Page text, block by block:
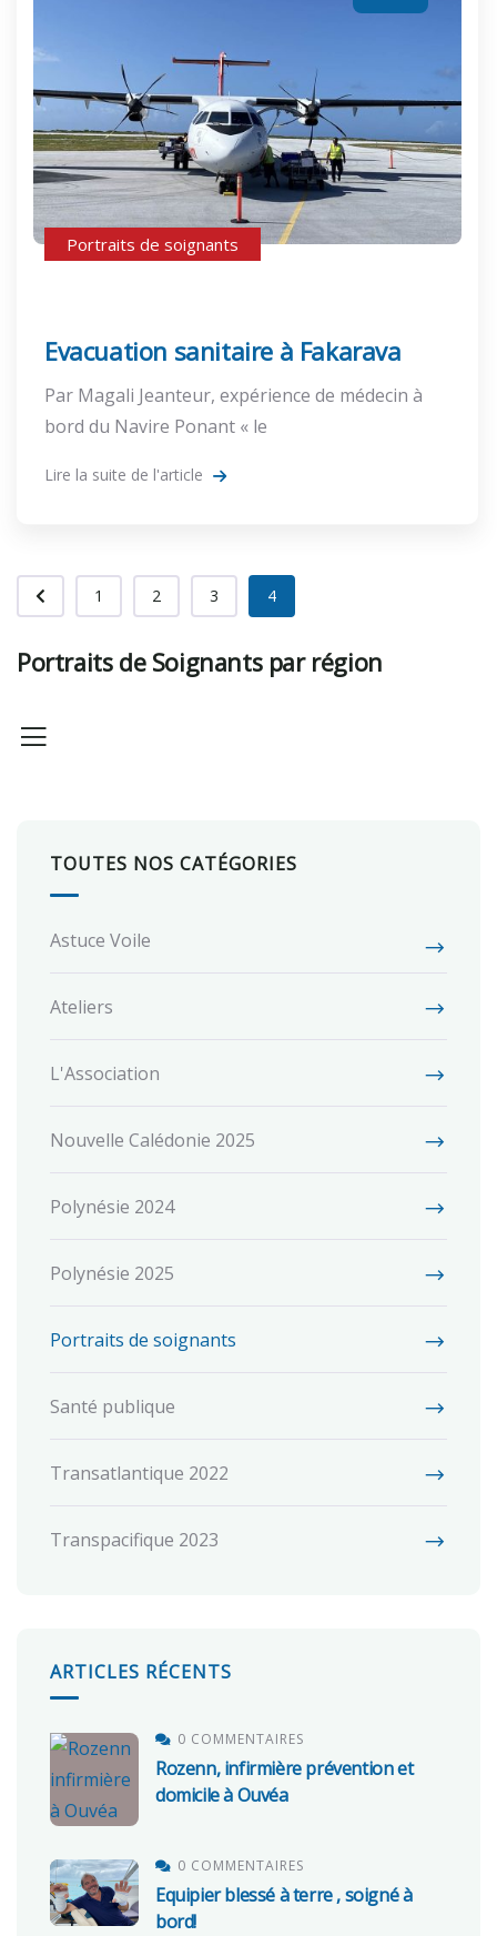
Portraits de soignants
Evacuation sanitaire à Fakarava
Par Magali Jeanteur, expérience de médecin à
bord du Navire Ponant « le
Lire la suite de l'article
1 2 3 4
Portraits de Soignants par région
TOUTES NOS CATÉGORIES
Astuce Voile
Ateliers
L'Association
Nouvelle Calédonie 2025
Polynésie 2024
Polynésie 2025
Portraits de soignants
Santé publique
Transatlantique 2022
Transpacifique 2023
ARTICLES RÉCENTS
0 COMMENTAIRES
Rozenn, infirmière prévention et
domicile à Ouvéa
0 COMMENTAIRES
Equipier blessé à terre , soigné à
bord!